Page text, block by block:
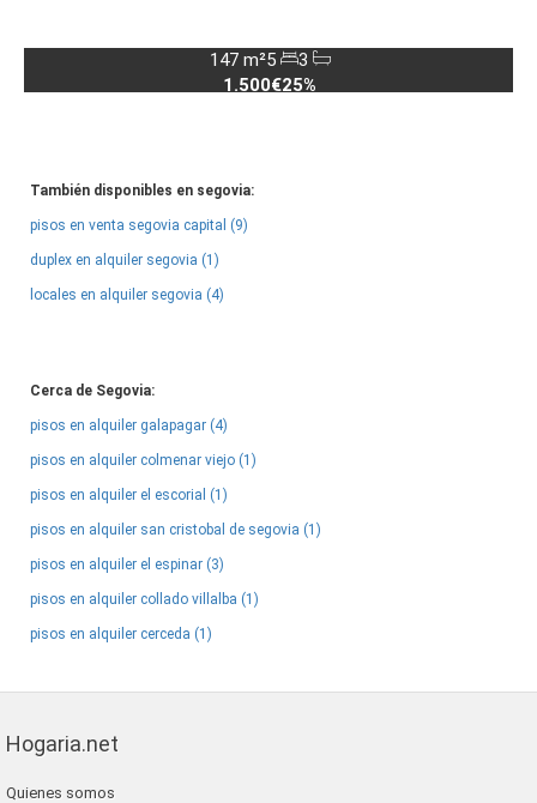
147 m²5
3
1.500€25%
También disponibles en segovia:
pisos en venta segovia capital (9)
duplex en alquiler segovia (1)
locales en alquiler segovia (4)
Cerca de Segovia:
pisos en alquiler galapagar (4)
pisos en alquiler colmenar viejo (1)
pisos en alquiler el escorial (1)
pisos en alquiler san cristobal de segovia (1)
pisos en alquiler el espinar (3)
pisos en alquiler collado villalba (1)
pisos en alquiler cerceda (1)
Hogaria.net
Quienes somos